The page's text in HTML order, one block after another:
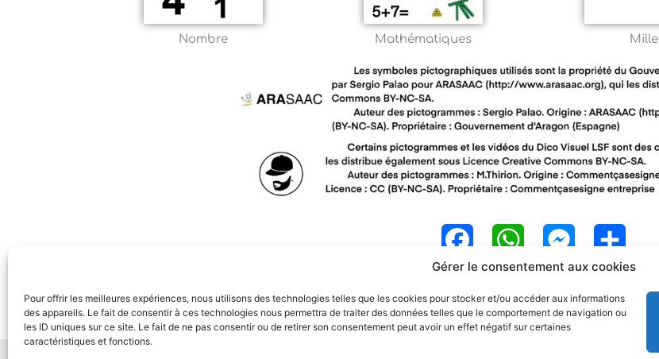
Gérer le consentement aux cookies
Pour offrir les meilleures expériences, nous utilisons des technologies telles que les cookies pour stocker et/ou accéder aux informations
des appareils. Le fait de consentir à ces technologies nous permettra de traiter des données telles que le comportement de navigation ou
les ID uniques sur ce site. Le fait de ne pas consentir ou de retirer son consentement peut avoir un effet négatif sur certaines
caractéristiques et fonctions.
Nombre Mathématiques Mille
F
a
c
e
W
h
a
t
M
e
s
s
P
a
r